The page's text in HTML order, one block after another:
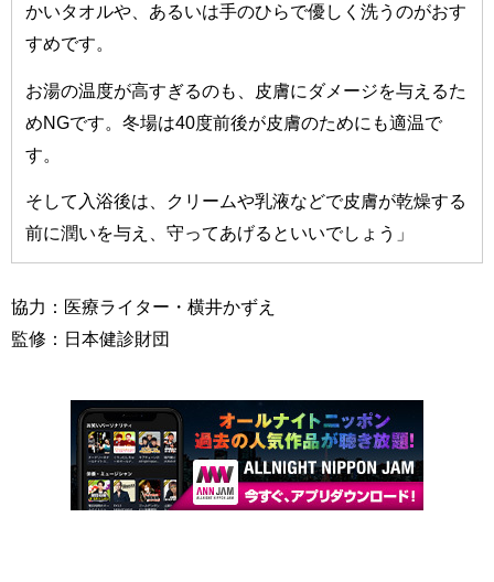
かいタオルや、あるいは手のひらで優しく洗うのがおす
すめです。
お湯の温度が高すぎるのも、皮膚にダメージを与えるた
めNGです。冬場は40度前後が皮膚のためにも適温で
す。
そして入浴後は、クリームや乳液などで皮膚が乾燥する
前に潤いを与え、守ってあげるといいでしょう」
協力：医療ライター・横井かずえ
監修：日本健診財団